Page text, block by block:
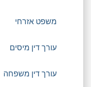
משפט אזרחי
עורך דין מיסים
עורך דין משפחה